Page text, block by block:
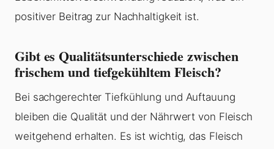
positiver Beitrag zur Nachhaltigkeit ist.
Gibt es Qualitätsunterschiede zwischen
frischem und tiefgekühltem Fleisch?
Bei sachgerechter Tiefkühlung und Auftauung
bleiben die Qualität und der Nährwert von Fleisch
weitgehend erhalten. Es ist wichtig, das Fleisch